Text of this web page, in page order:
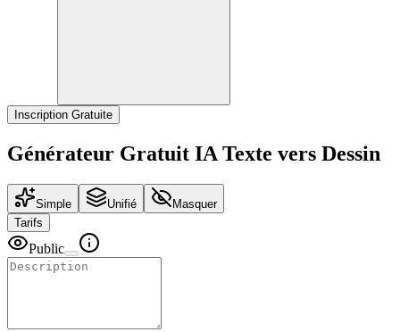
Inscription Gratuite
Générateur Gratuit IA Texte vers Dessin
Simple Unifié
Masquer
Tarifs
Public